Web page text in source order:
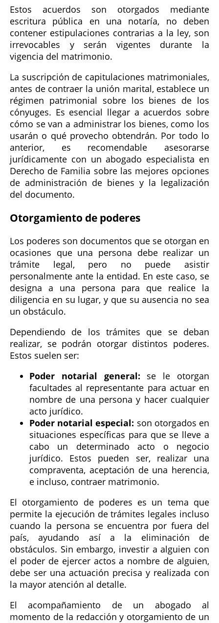
Estos acuerdos son otorgados mediante
escritura pública en una notaría, no deben
contener estipulaciones contrarias a la ley, son
irrevocables y serán vigentes durante la
vigencia del matrimonio.
La suscripción de capitulaciones matrimoniales,
antes de contraer la unión marital, establece un
régimen patrimonial sobre los bienes de los
cónyuges. Es esencial llegar a acuerdos sobre
cómo se van a administrar los bienes, como los
usarán o qué provecho obtendrán. Por todo lo
anterior, es recomendable asesorarse
jurídicamente con un abogado especialista en
Derecho de Familia sobre las mejores opciones
de administración de bienes y la legalización
del documento.
Otorgamiento de poderes
Los poderes son documentos que se otorgan en
ocasiones que una persona debe realizar un
trámite legal, pero no puede asistir
personalmente ante la entidad. En este caso, se
designa a una persona para que realice la
diligencia en su lugar, y que su ausencia no sea
un obstáculo.
Dependiendo de los trámites que se deban
realizar, se podrán otorgar distintos poderes.
Estos suelen ser:
Poder notarial general: se le otorgan
facultades al representante para actuar en
nombre de una persona y hacer cualquier
acto jurídico.
Poder notarial especial: son otorgados en
situaciones específicas para que se lleve a
cabo un determinado acto o negocio
jurídico. Estos pueden ser, realizar una
compraventa, aceptación de una herencia,
e incluso, contraer matrimonio.
El otorgamiento de poderes es un tema que
permite la ejecución de trámites legales incluso
cuando la persona se encuentra por fuera del
país, ayudando así a la eliminación de
obstáculos. Sin embargo, investir a alguien con
el poder de ejercer actos a nombre de alguien,
debe ser una actuación precisa y realizada con
la mayor atención al detalle.
El acompañamiento de un abogado al
momento de la redacción y otorgamiento de un